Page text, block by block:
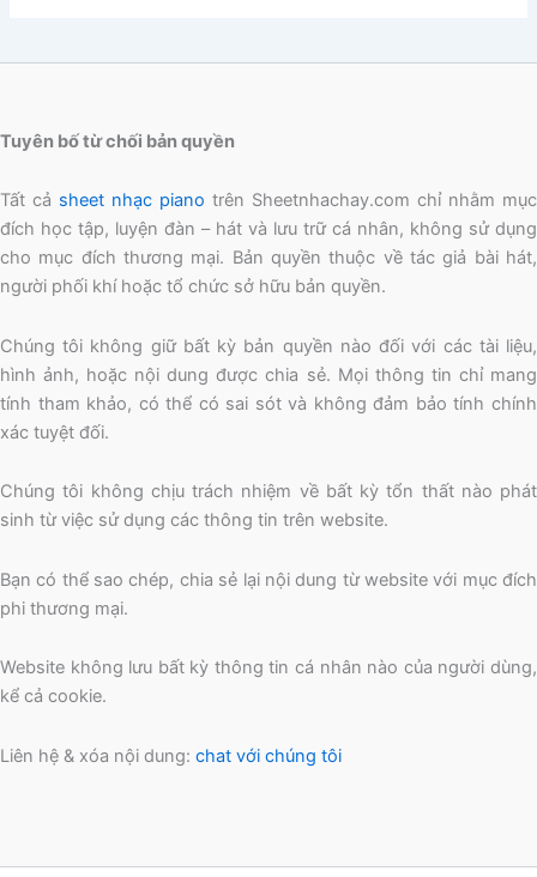
Tuyên bố từ chối bản quyền
Tất cả sheet nhạc piano trên Sheetnhachay.com chỉ nhằm mục
đích học tập, luyện đàn – hát và lưu trữ cá nhân, không sử dụng
cho mục đích thương mại. Bản quyền thuộc về tác giả bài hát,
người phối khí hoặc tổ chức sở hữu bản quyền.
Chúng tôi không giữ bất kỳ bản quyền nào đối với các tài liệu,
hình ảnh, hoặc nội dung được chia sẻ. Mọi thông tin chỉ mang
tính tham khảo, có thể có sai sót và không đảm bảo tính chính
xác tuyệt đối.
Chúng tôi không chịu trách nhiệm về bất kỳ tổn thất nào phát
sinh từ việc sử dụng các thông tin trên website.
Bạn có thể sao chép, chia sẻ lại nội dung từ website với mục đích
phi thương mại.
Website không lưu bất kỳ thông tin cá nhân nào của người dùng,
kể cả cookie.
Liên hệ & xóa nội dung: chat với chúng tôi